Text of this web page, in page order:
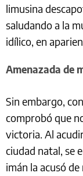
limusina
saludando a la
idílico, en
Amenazada de
Sin embargo,
comprobó que
victoria. Al
ciudad natal, se
imán la acusó